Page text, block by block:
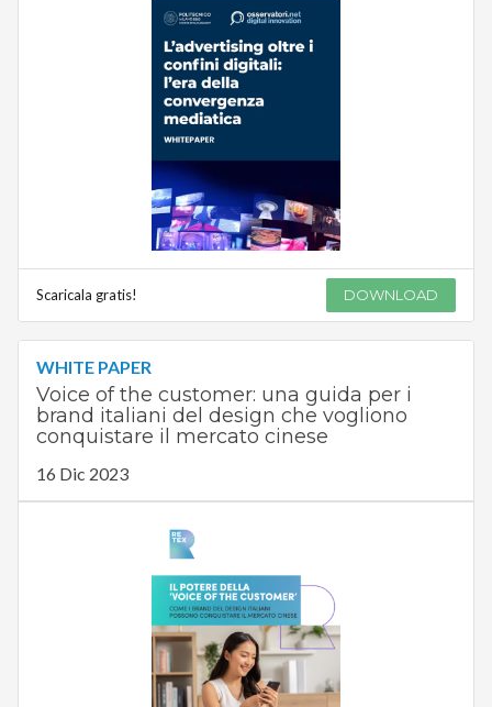
Scaricala gratis! DOWNLOAD
WHITE PAPER
Voice of the customer: una guida per i
brand italiani del design che vogliono
conquistare il mercato cinese
16 Dic 2023